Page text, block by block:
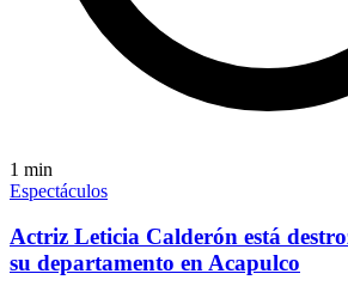
1 min
Espectáculos
Actriz Leticia Calderón está
su departamento en Acapulco